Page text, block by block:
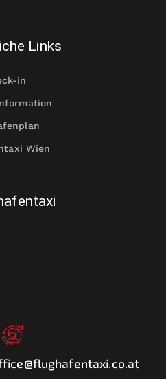
Links
in
Wien